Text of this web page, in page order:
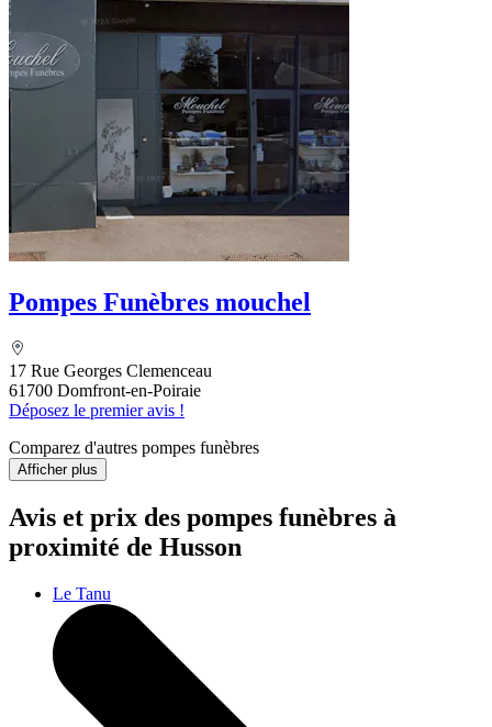
Pompes Funèbres mouchel
17 Rue Georges Clemenceau
61700 Domfront-en-Poiraie
Déposez le premier avis !
Comparez d'autres pompes funèbres
Afficher plus
Avis et prix des pompes funèbres à
proximité de Husson
Le Tanu